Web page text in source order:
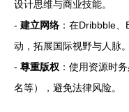
设计思维与商业技能。
- 建立网络 ：在Dribbble
动，拓展国际视野与人脉。
- 尊重版权 ：使用资源时
名等），避免法律风险。